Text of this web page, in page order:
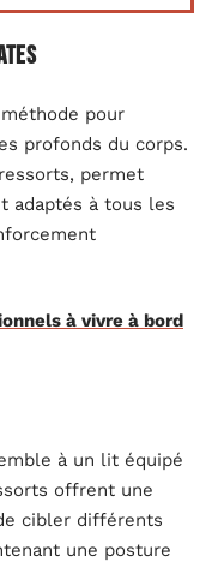
pour
profonds du corps.
permet
adaptés à tous les
à vivre à bord
à un lit équipé
offrent une
cibler différents
une posture